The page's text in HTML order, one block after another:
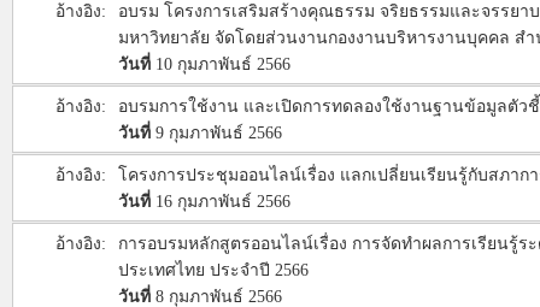
อ้างอิง:
อบรม โครงการเสริมสร้างคุณธรรม จริยธรรมและจรร
มหาวิทยาลัย จัดโดยส่วนงานกองงานบริหารงานบุคคล ส
วันที่ 10 กุมภาพันธ์ 2566
อ้างอิง:
อบรมการใช้งาน และเปิดการทดลองใช้งานฐานข้อมูลตัว
วันที่ 9 กุมภาพันธ์ 2566
อ้างอิง:
โครงการประชุมออนไลน์เรื่อง แลกเปลี่ยนเรียนรู้กับสภา
วันที่ 16 กุมภาพันธ์ 2566
อ้างอิง:
การอบรมหลักสูตรออนไลน์เรื่อง การจัดทำผลการเรียนรู้
ประเทศไทย ประจำปี 2566
วันที่ 8 กุมภาพันธ์ 2566